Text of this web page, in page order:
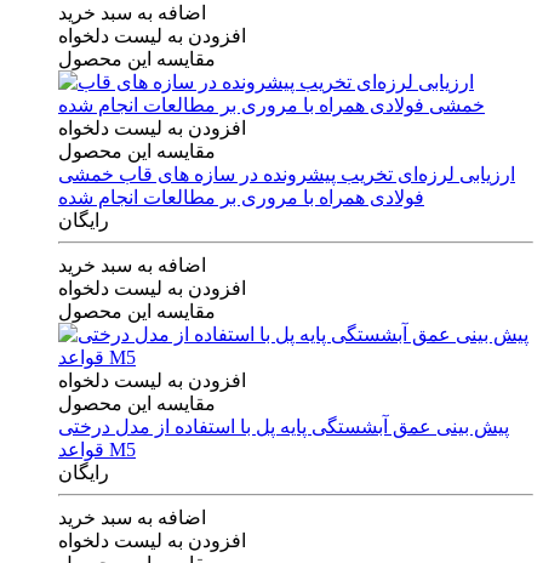
اضافه به سبد خرید
افزودن به لیست دلخواه
مقایسه این محصول
افزودن به لیست دلخواه
مقایسه این محصول
ارزیابی لرزه‌ای تخریب پیشرونده در سازه های قاب خمشی
فولادی همراه با مروری بر مطالعات انجام شده
رایگان
اضافه به سبد خرید
افزودن به لیست دلخواه
مقایسه این محصول
افزودن به لیست دلخواه
مقایسه این محصول
پیش بینی عمق آبشستگی پایه پل با استفاده از مدل درختی
قواعد M5
رایگان
اضافه به سبد خرید
افزودن به لیست دلخواه